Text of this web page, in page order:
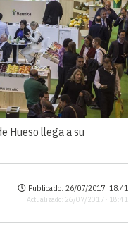
Hueso llega a su
Publicado: 26/07/2017 ·18:41
Actualizado: 26/07/2017 · 18:41